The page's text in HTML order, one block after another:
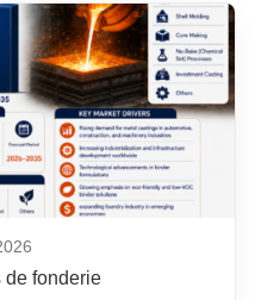
de fonderie